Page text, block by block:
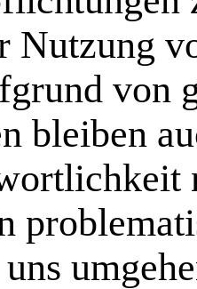
Nutzung
von
bleiben